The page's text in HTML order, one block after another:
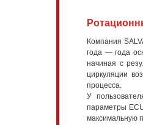
Компания
года — года
начиная с
циркуляции
процесса.
У
параметры
максимальную